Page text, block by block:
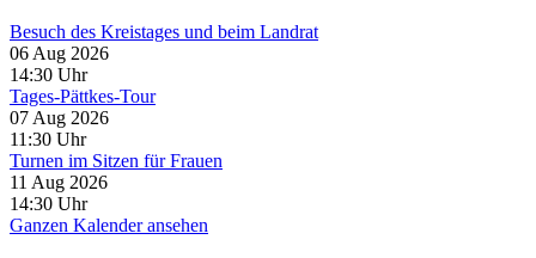
Besuch des Kreistages und beim Landrat
06 Aug 2026
14:30 Uhr
Tages-Pättkes-Tour
07 Aug 2026
11:30 Uhr
Turnen im Sitzen für Frauen
11 Aug 2026
14:30 Uhr
Ganzen Kalender ansehen